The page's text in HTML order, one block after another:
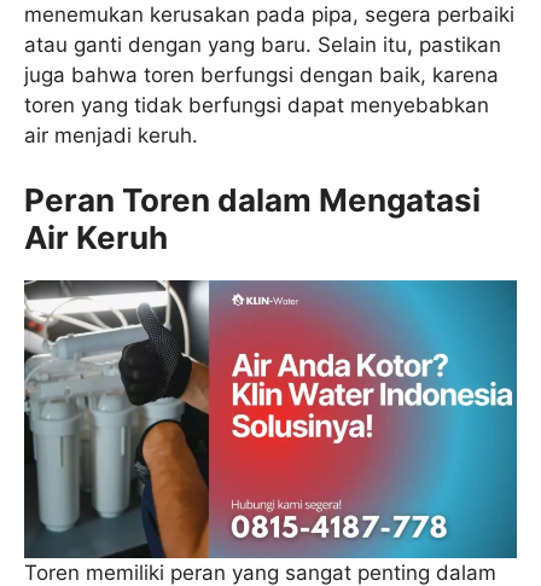
menemukan kerusakan pada pipa, segera perbaiki
atau ganti dengan yang baru. Selain itu, pastikan
juga bahwa toren berfungsi dengan baik, karena
toren yang tidak berfungsi dapat menyebabkan
air menjadi keruh.
Peran Toren dalam Mengatasi
Air Keruh
Toren memiliki peran yang sangat penting dalam